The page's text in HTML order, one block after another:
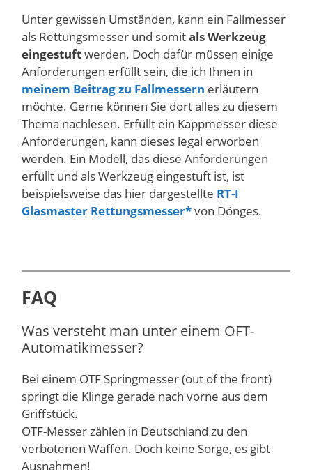
Unter gewissen Umständen, kann ein Fallmesser
als Rettungsmesser und somitals Werkzeug
eingestuftwerden. Doch dafür müssen einige
Anforderungen erfüllt sein, die ich Ihnen in
meinem Beitrag zu Fallmessern erläutern
möchte. Gerne können Sie dort alles zu diesem
Thema nachlesen. Erfüllt ein Kappmesser diese
Anforderungen, kann dieses legal erworben
werden. Ein Modell, das diese Anforderungen
erfüllt und als Werkzeug eingestuft ist, ist
beispielsweise das hier dargestellte RT-I
Glasmaster Rettungsmesser von Dönges.
FAQ
Was versteht man unter einem OFT-
Automatikmesser?
Bei einem OTF Springmesser (out of the front)
springt die Klinge gerade nach vorne aus dem
Griffstück.
OTF-Messer zählen in Deutschland zu den
verbotenen Waffen. Doch keine Sorge, es gibt
Ausnahmen!